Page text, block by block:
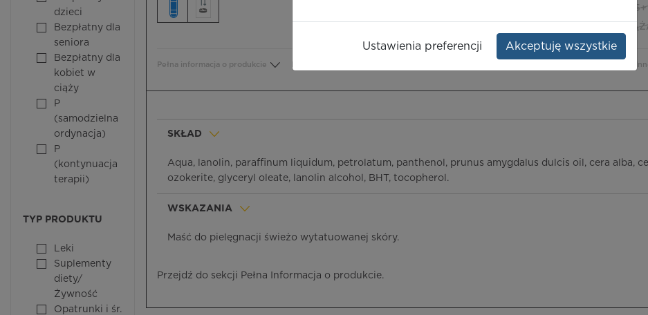
dzieci
Bezpłatny dla
seniora
Bezpłatny dla
kobiet w
ciąży
P
(samodzielna
ordynacja)
P
(kontynuacja
terapii)
TYP PRODUKTU
Leki
Suplementy
diety/
Żywność
Opatrunki i śr.
65+
Pełna informacja o produkcie
SKŁAD
Aqua, lanolin, paraffinum liquidum, petrolatum, panthenol, prunus amygdalus dulcis oil, cera alba,
ozokerite, glyceryl oleate, lanolin alcohol, BHT, tocopherol.
WSKAZANIA
Maść do pielęgnacji świeżo wytatuowanej skóry.
Przejdź do sekcji Pełna Informacja o produkcie.
Ustawienia preferencji Akceptuję wszystkie